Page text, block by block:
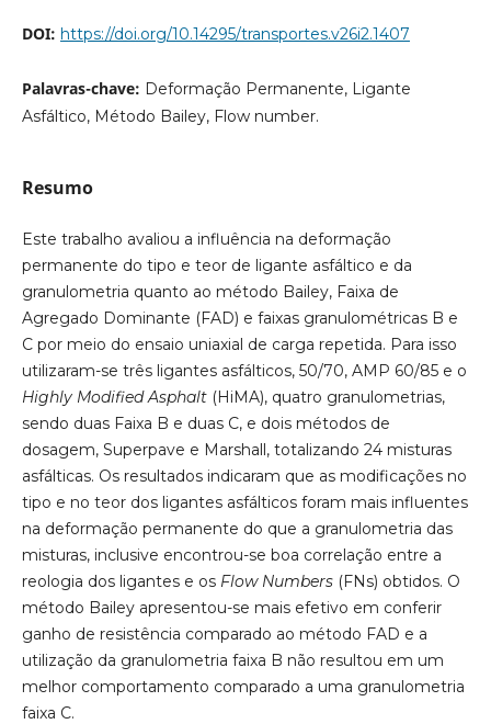
DOI: https://doi.org/10.14295/transportes.v26i2.1407
Palavras-chave: Deformação Permanente, Ligante
Asfáltico, Método Bailey, Flow number.
Resumo
Este trabalho avaliou a influência na deformação
permanente do tipo e teor de ligante asfáltico e da
granulometria quanto ao método Bailey, Faixa de
Agregado Dominante (FAD) e faixas granulométricas B e
C por meio do ensaio uniaxial de carga repetida. Para isso
utilizaram-se três ligantes asfálticos, 50/70, AMP 60/85 e o
Highly Modified Asphalt(HiMA), quatro granulometrias,
sendo duas Faixa B e duas C, e dois métodos de
dosagem, Superpave e Marshall, totalizando 24 misturas
asfálticas. Os resultados indicaram que as modificações no
tipo e no teor dos ligantes asfálticos foram mais influentes
na deformação permanente do que a granulometria das
misturas, inclusive encontrou-se boa correlação entre a
reologia dos ligantes e os Flow Numbers(FNs) obtidos. O
método Bailey apresentou-se mais efetivo em conferir
ganho de resistência comparado ao método FAD e a
utilização da granulometria faixa B não resultou em um
melhor comportamento comparado a uma granulometria
faixa C.